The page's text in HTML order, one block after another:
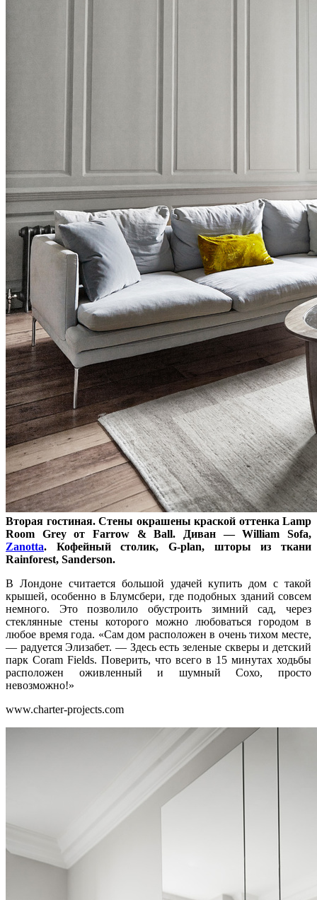
Вторая гостиная. Стены окрашены краской оттенка Lamp
Room Grey от Farrow & Ball. Диван — William Sofa,
Zanotta. Кофейный столик, G-plan, шторы из ткани
Rainforest, Sanderson.
В Лондоне считается большой удачей купить дом с такой
крышей, особенно в Блумсбери, где подобных зданий совсем
немного. Это позволило обустроить зимний сад, через
стеклянные стены которого можно любоваться городом в
любое время года. «Сам дом расположен в очень тихом месте,
— радуется Элизабет. — Здесь есть зеленые скверы и детский
парк Coram Fields. Поверить, что всего в 15 минутах ходьбы
расположен оживленный и шумный Сохо, просто
невозможно!»
www.charter-projects.com